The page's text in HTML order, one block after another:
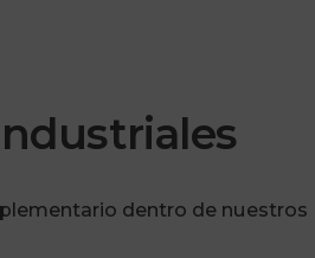
dentro de nuestros